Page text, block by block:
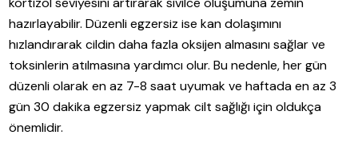
hazırlayabilir. Düzenli egzersiz ise kan dolaşımını
hızlandırarak cildin daha fazla oksijen almasını sağlar ve
toksinlerin atılmasına yardımcı olur. Bu nedenle, her gün
düzenli olarak en az 7-8 saat uyumak ve haftada en az 3
gün 30 dakika egzersiz yapmak cilt sağlığı için oldukça
önemlidir.